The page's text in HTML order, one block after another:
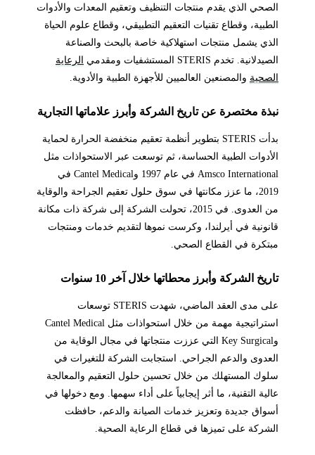
الصحي الذي يقدم منتجات التنظيف وتعقيم المعدات والأدوات
الطبية، وقطاع تقنيات التعقيم التطبيقي، وقطاع علوم الحياة
الذي يشمل منتجات استهلاكية خاصة بالبحث والصناعة
الصيدلانية. تخدم STERIS المستشفيات ومقدمي
الرعاية
الصحيةوالمصنعين العالميين للأجهزة الطبية والأدوية.
نبذة مختصرة عن تاريخ الشركة وأبرز علاماتها التجارية
بدأت STERIS بتطوير أنظمة تعقيم منخفضة الحرارة لحماية
الأدوات الطبية الحساسة، ثم توسعت عبر الاستحواذات مثل
Amsco International في عام 1997 وCantel Medical في
2019، ما عزز مكانتها في سوق حلول تعقيم الجراحة والوقاية
من العدوى. في 2015، تحولت الشركة إلى شركة ذات مكانة
قانونية في أيرلندا، وكرست نموها لتقديم خدمات ومنتجات
مبتكرة في القطاع الصحي.
تاريخ الشركة وأبرز محطاتها خلال آخر 10 سنوات
على مدى العقد الماضي، شهدت STERIS توسعات
استراتيجية مهمة من خلال استحواذات مثل Cantel Medical
وKey Surgical التي عززت منتجاتها في مجال الوقاية من
العدوى والدعم الجراحي. استجابت الشركة للتغيرات في
سلوك المستهلك من خلال تحسين حلول التعقيم والمعالجة
عالية التقنية، ما أثر إيجابياً على أداء سهمها. ومع دخولها في
أسواق جديدة وتعزيز خدمات الصيانة والدعم، حافظت
الشركة على تميزها في قطاع الرعاية الصحية.